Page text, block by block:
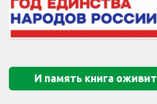
И память книга оживит